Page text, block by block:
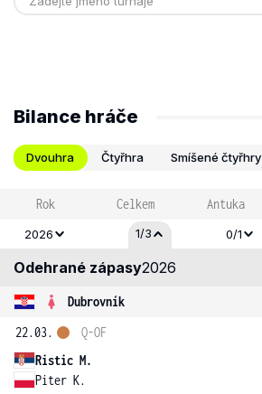
Bilance hráče
Dvouhra Čtyřhra Smíšené čtyřhry
Rok Celkem Antuka
2026 1/3 0/1
Odehrané zápasy2026
Dubrovník
22.03.
Ristic M.
Piter K.
Q-OF